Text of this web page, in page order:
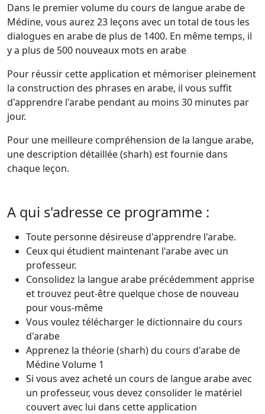
Dans le premier volume du cours de langue arabe de
Médine, vous aurez 23 leçons avec un total de tous les
dialogues en arabe de plus de 1400. En même temps, il
y a plus de 500 nouveaux mots en arabe
Pour réussir cette application et mémoriser pleinement
la construction des phrases en arabe, il vous suffit
d'apprendre l'arabe pendant au moins 30 minutes par
jour.
Pour une meilleure compréhension de la langue arabe,
une description détaillée (sharh) est fournie dans
chaque leçon.
A qui s'adresse ce programme :
Toute personne désireuse d'apprendre l'arabe.
Ceux qui étudient maintenant l'arabe avec un
professeur.
Consolidez la langue arabe précédemment apprise
et trouvez peut-être quelque chose de nouveau
pour vous-même
Vous voulez télécharger le dictionnaire du cours
d'arabe
Apprenez la théorie (sharh) du cours d'arabe de
Médine Volume 1
Si vous avez acheté un cours de langue arabe avec
un professeur, vous devez consolider le matériel
couvert avec lui dans cette application